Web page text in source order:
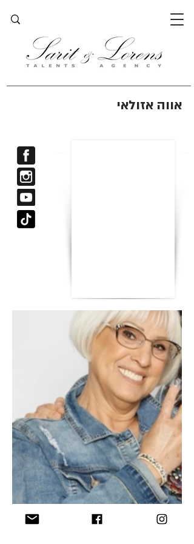
אווה אזולאי